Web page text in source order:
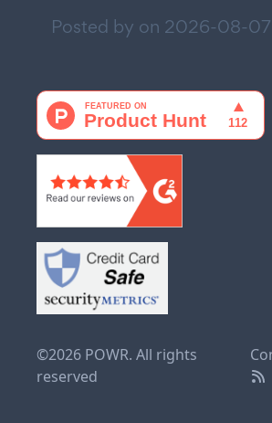
Posted by on 2026-08-07
©2026 POWR. All rights
reserved